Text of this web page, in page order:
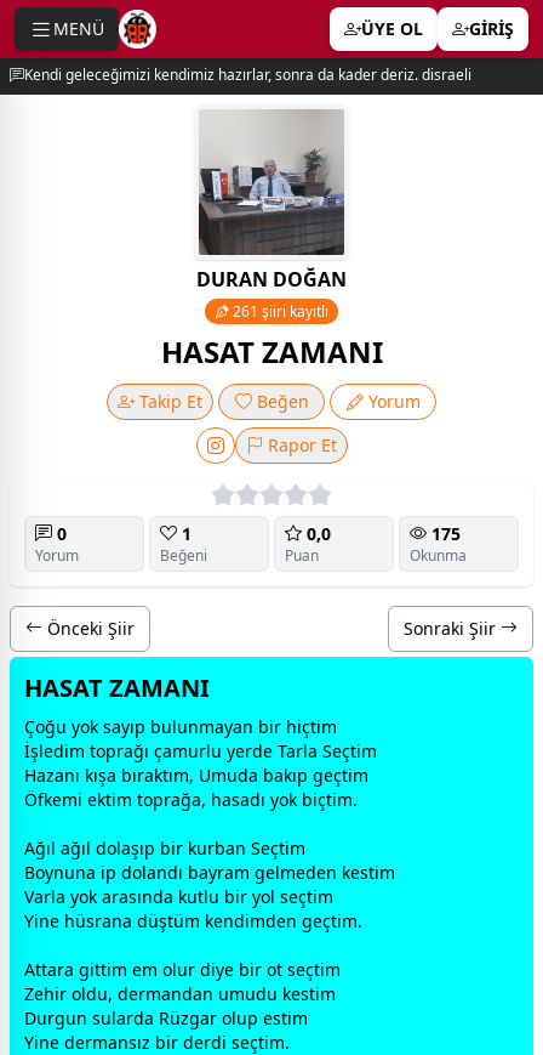
MENÜ ÜYE OL GİRİŞ
Kendi geleceğimizi kendimiz hazırlar, sonra da kader deriz. disraeli
DURAN DOĞAN
261 şiiri kayıtlı
HASAT ZAMANI
Takip Et Beğen
Yorum
Rapor Et
0
Yorum
1
Beğeni
0,0
Puan
175
Okunma
Önceki Şiir Sonraki Şiir
HASAT ZAMANI
Çoğu yok sayıp bulunmayan bir hiçtim
İşledim toprağı çamurlu yerde Tarla Seçtim
Hazanı kışa bıraktım, Umuda bakıp geçtim
Öfkemi ektim toprağa, hasadı yok biçtim.
Ağıl ağıl dolaşıp bir kurban Seçtim
Boynuna ip dolandı bayram gelmeden kestim
Varla yok arasında kutlu bir yol seçtim
Yine hüsrana düştüm kendimden geçtim.
Attara gittim em olur diye bir ot seçtim
Zehir oldu, dermandan umudu kestim
Durgun sularda Rüzgar olup estim
Yine dermansız bir derdi seçtim.
menu